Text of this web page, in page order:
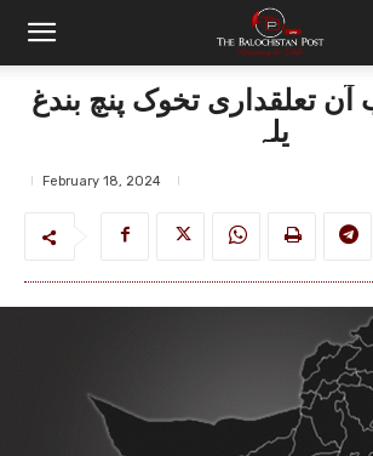
آن تعلقداری تخوک پنچ بندغ
یلہ
February 18, 2024